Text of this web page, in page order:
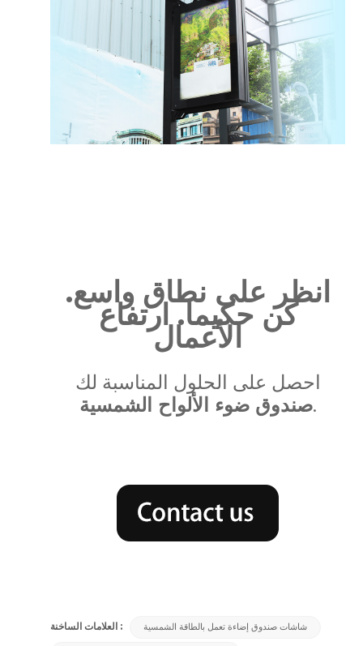
انظر على نطاق واسع.
كن حكيما. ارتفاع
الأعمال
احصل على الحلول المناسبة لك
صندوق ضوء الألواح الشمسية.
العلامات الساخنة : شاشات صندوق إضاءة تعمل بالطاقة الشمسية